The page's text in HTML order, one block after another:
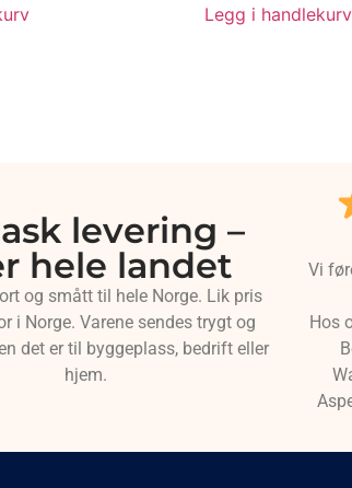
Legg i handlekurv
levering –
hele landet
og smått til hele Norge. Lik pris
i Norge. Varene sendes trygt og
det er til byggeplass, bedrift eller
hjem.
Vi
Hos